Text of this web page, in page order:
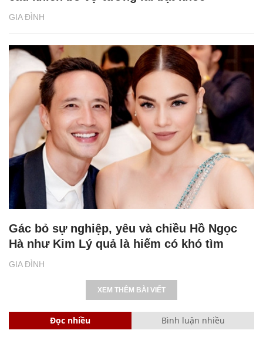
GIA ĐÌNH
GIA ĐÌNH
Gác bỏ sự nghiệp, yêu và chiều Hồ Ngọc
Hà như Kim Lý quả là hiếm có khó tìm
XEM THÊM BÀI VIẾT
Đọc nhiều Bình luận nhiều